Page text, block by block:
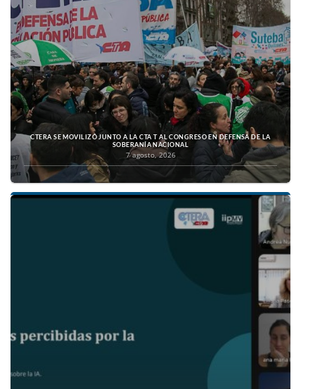
CTERA SE MOVILIZÓ JUNTO A LA CTA T AL CONGRESO EN DEFENSA DE LA
SOBERANÍA NACIONAL
7 agosto, 2026